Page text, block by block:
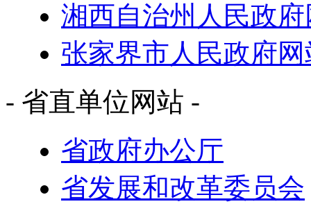
湘西自治州人民政
张家界市人民政府网
- 省直单位网站 -
省政府办公厅
省发展和改革委员会